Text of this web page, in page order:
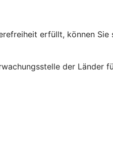
erfüllt, können
der Länder